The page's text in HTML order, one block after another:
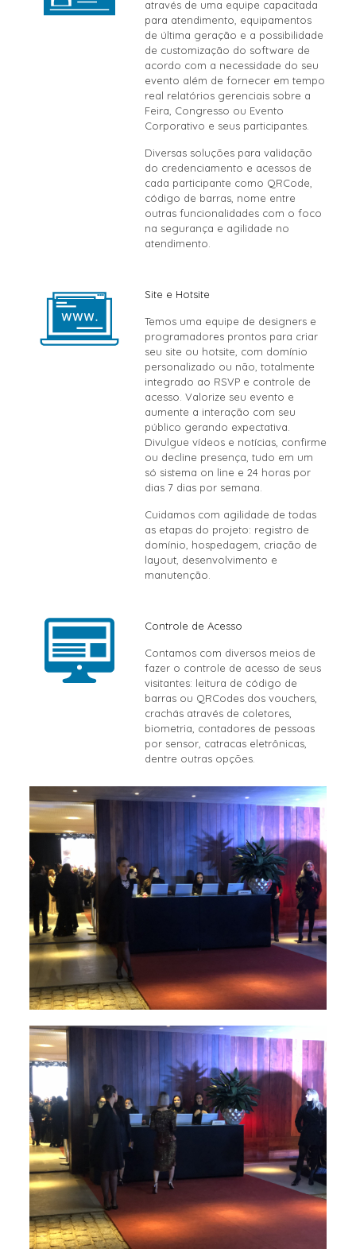
através de uma equipe capacitada
para atendimento, equipamentos
de última geração e a possibilidade
de customização do software de
acordo com a necessidade do seu
evento além de fornecer em tempo
real relatórios gerenciais sobre a
Feira, Congresso ou Evento
Corporativo e seus participantes.
Diversas soluções para validação
do credenciamento e acessos de
cada participante como QRCode,
código de barras, nome entre
outras funcionalidades com o foco
na segurança e agilidade no
atendimento.
Site e Hotsite
Temos uma equipe de designers e
programadores prontos para criar
seu site ou hotsite, com domínio
personalizado ou não, totalmente
integrado ao RSVP e controle de
acesso. Valorize seu evento e
aumente a interação com seu
público gerando expectativa.
Divulgue vídeos e notícias, confirme
ou decline presença, tudo em um
só sistema on line e 24 horas por
dias 7 dias por semana.
Cuidamos com agilidade de todas
as etapas do projeto: registro de
domínio, hospedagem, criação de
layout, desenvolvimento e
manutenção.
Controle de Acesso
Contamos com diversos meios de
fazer o controle de acesso de seus
visitantes: leitura de código de
barras ou QRCodes dos vouchers,
crachás através de coletores,
biometria, contadores de pessoas
por sensor, catracas eletrônicas,
dentre outras opções.